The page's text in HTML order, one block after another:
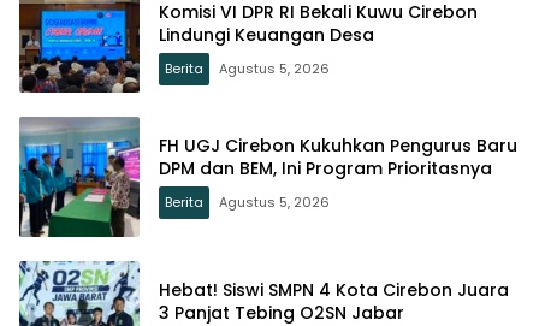
Komisi VI DPR RI Bekali Kuwu Cirebon
Lindungi Keuangan Desa
Berita Agustus 5, 2026
FH UGJ Cirebon Kukuhkan Pengurus Baru
DPM dan BEM, Ini Program Prioritasnya
Berita Agustus 5, 2026
Hebat! Siswi SMPN 4 Kota Cirebon Juara
3 Panjat Tebing O2SN Jabar